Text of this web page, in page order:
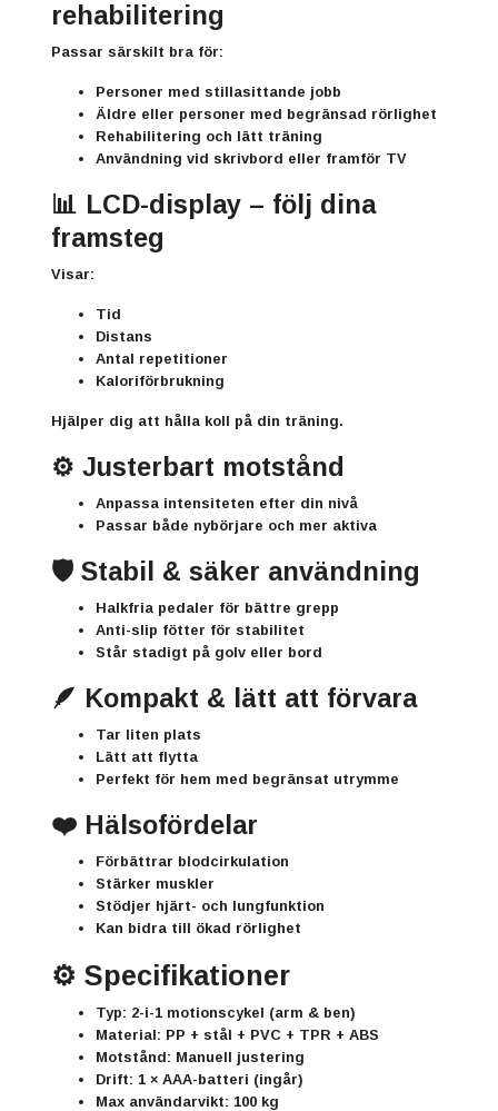
rehabilitering
Passar särskilt bra för:
Personer med stillasittande jobb
Äldre eller personer med begränsad rörlighet
Rehabilitering och lätt träning
Användning vid skrivbord eller framför TV
📊 LCD-display – följ dina
framsteg
Visar:
Tid
Distans
Antal repetitioner
Kaloriförbrukning
Hjälper dig att hålla koll på din träning.
⚙️ Justerbart motstånd
Anpassa intensiteten efter din nivå
Passar både nybörjare och mer aktiva
🛡️ Stabil & säker användning
Halkfria pedaler för bättre grepp
Anti-slip fötter för stabilitet
Står stadigt på golv eller bord
🪶 Kompakt & lätt att förvara
Tar liten plats
Lätt att flytta
Perfekt för hem med begränsat utrymme
❤️ Hälsofördelar
Förbättrar blodcirkulation
Stärker muskler
Stödjer hjärt- och lungfunktion
Kan bidra till ökad rörlighet
⚙️ Specifikationer
Typ: 2-i-1 motionscykel (arm & ben)
Material: PP + stål + PVC + TPR + ABS
Motstånd: Manuell justering
Drift: 1 × AAA-batteri (ingår)
Max användarvikt: 100 kg